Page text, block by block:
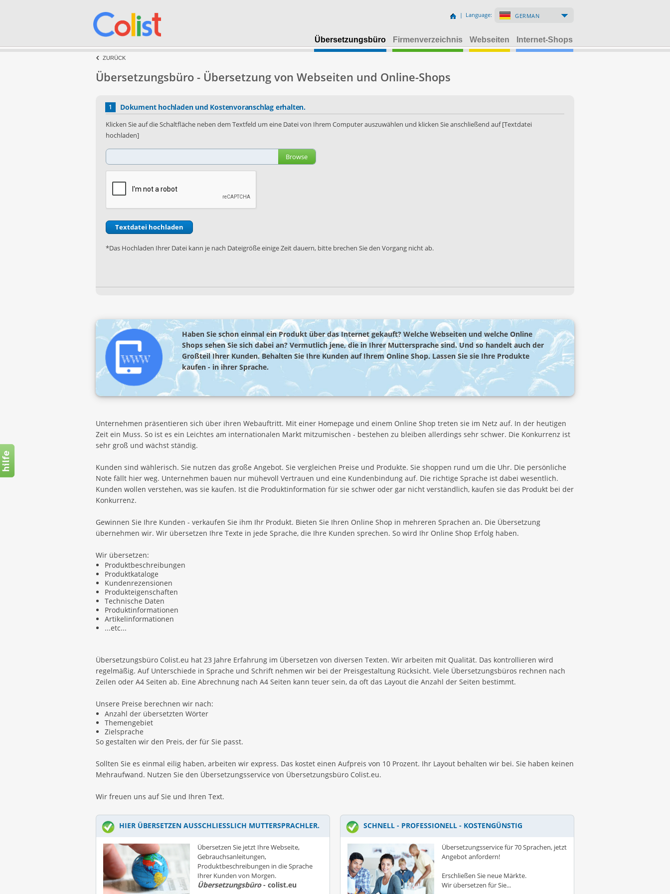
| Language: GERMAN
Übersetzungsbüro Firmenverzeichnis Webseiten Internet-Shops
ZURÜCK
Übersetzungsbüro - Übersetzung von Webseiten und Online-Shops
1 Dokument hochladen und Kostenvoranschlag erhalten.
Klicken Sie auf die Schaltfläche neben dem Textfeld um eine Datei von Ihrem Computer auszuwählen und klicken Sie anschließend auf [Textdatei
hochladen]
Browse
*Das Hochladen Ihrer Datei kann je nach Dateigröße einige Zeit dauern, bitte brechen Sie den Vorgang nicht ab.
Haben Sie schon einmal ein Produkt über das Internet gekauft? Welche Webseiten und welche Online
Shops sehen Sie sich dabei an? Vermutlich jene, die in Ihrer Muttersprache sind. Und so handelt auch der
Großteil Ihrer Kunden. Behalten Sie Ihre Kunden auf Ihrem Online Shop. Lassen Sie sie Ihre Produkte
kaufen - in ihrer Sprache.
Unternehmen präsentieren sich über ihren Webauftritt. Mit einer Homepage und einem Online Shop treten sie im Netz auf. In der heutigen
Zeit ein Muss. So ist es ein Leichtes am internationalen Markt mitzumischen - bestehen zu bleiben allerdings sehr schwer. Die Konkurrenz ist
sehr groß und wächst ständig.
Kunden sind wählerisch. Sie nutzen das große Angebot. Sie vergleichen Preise und Produkte. Sie shoppen rund um die Uhr. Die persönliche
Note fällt hier weg. Unternehmen bauen nur mühevoll Vertrauen und eine Kundenbindung auf. Die richtige Sprache ist dabei wesentlich.
Kunden wollen verstehen, was sie kaufen. Ist die Produktinformation für sie schwer oder gar nicht verständlich, kaufen sie das Produkt bei der
Konkurrenz.
Gewinnen Sie Ihre Kunden - verkaufen Sie ihm Ihr Produkt. Bieten Sie Ihren Online Shop in mehreren Sprachen an. Die Übersetzung
übernehmen wir. Wir übersetzen Ihre Texte in jede Sprache, die Ihre Kunden sprechen. So wird Ihr Online Shop Erfolg haben.
Wir übersetzen:
Produktbeschreibungen
Produktkataloge
Kundenrezensionen
Produkteigenschaften
Technische Daten
Produktinformationen
Artikelinformationen
...etc...
Übersetzungsbüro Colist.eu hat 23 Jahre Erfahrung im Übersetzen von diversen Texten. Wir arbeiten mit Qualität. Das kontrollieren wird
regelmäßig. Auf Unterschiede in Sprache und Schrift nehmen wir bei der Preisgestaltung Rücksicht. Viele Übersetzungsbüros rechnen nach
Zeilen oder A4 Seiten ab. Eine Abrechnung nach A4 Seiten kann teuer sein, da oft das Layout die Anzahl der Seiten bestimmt.
Unsere Preise berechnen wir nach:
Anzahl der übersetzten Wörter
Themengebiet
Zielsprache
So gestalten wir den Preis, der für Sie passt.
Sollten Sie es einmal eilig haben, arbeiten wir express. Das kostet einen Aufpreis von 10 Prozent. Ihr Layout behalten wir bei. Sie haben keinen
Mehraufwand. Nutzen Sie den Übersetzungsservice von Übersetzungsbüro Colist.eu.
Wir freuen uns auf Sie und Ihren Text.
HIER ÜBERSETZEN AUSSCHLIESSLICH MUTTERSPRACHLER.
Übersetzen Sie jetzt Ihre Webseite,
Gebrauchsanleitungen,
Produktbeschreibungen in die Sprache
Ihrer Kunden von Morgen.
Übersetzungsbüro- colist.eu
SCHNELL - PROFESSIONELL - KOSTENGÜNSTIG
Übersetzungsservice für 70 Sprachen, jetzt
Angebot anfordern!
Erschließen Sie neue Märkte.
Wir übersetzen für Sie...